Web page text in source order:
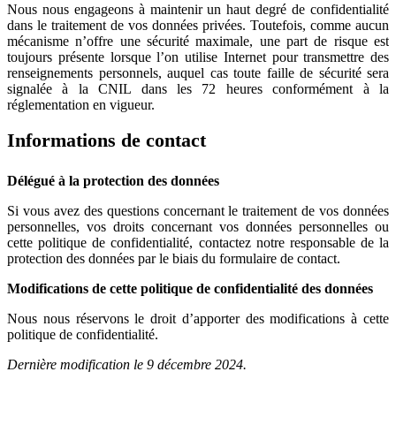
Nous nous engageons à maintenir un haut degré de confidentialité
dans le traitement de vos données privées. Toutefois, comme aucun
mécanisme n’offre une sécurité maximale, une part de risque est
toujours présente lorsque l’on utilise Internet pour transmettre des
renseignements personnels, auquel cas toute faille de sécurité sera
signalée à la CNIL dans les 72 heures conformément à la
réglementation en vigueur.
Informations de contact
Délégué à la protection des données
Si vous avez des questions concernant le traitement de vos données
personnelles, vos droits concernant vos données personnelles ou
cette politique de confidentialité, contactez notre responsable de la
protection des données par le biais du formulaire de contact.
Modifications de cette politique de confidentialité des données
Nous nous réservons le droit d’apporter des modifications à cette
politique de confidentialité.
Dernière modification le 9 décembre 2024.